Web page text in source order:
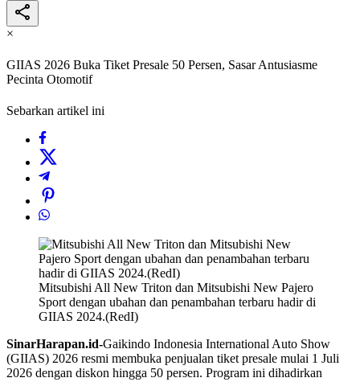
×
GIIAS 2026 Buka Tiket Presale 50 Persen, Sasar Antusiasme
Pecinta Otomotif
Sebarkan artikel ini
Mitsubishi All New Triton dan Mitsubishi New Pajero
Sport dengan ubahan dan penambahan terbaru hadir di
GIIAS 2024.(RedI)
SinarHarapan.id-Gaikindo Indonesia International Auto Show
(GIIAS) 2026 resmi membuka penjualan tiket presale mulai 1 Juli
2026 dengan diskon hingga 50 persen. Program ini dihadirkan